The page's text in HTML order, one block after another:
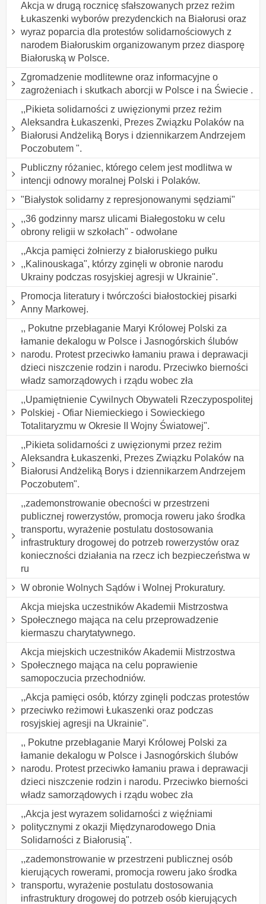
Akcja w drugą rocznicę sfałszowanych przez reżim
Łukaszenki wyborów prezydenckich na Białorusi oraz
wyraz poparcia dla protestów solidarnościowych z
narodem Białoruskim organizowanym przez diasporę
Białoruską w Polsce.
Zgromadzenie modlitewne oraz informacyjne o
zagrożeniach i skutkach aborcji w Polsce i na Świecie .
,,Pikieta solidarności z uwięzionymi przez reżim
Aleksandra Łukaszenki, Prezes Związku Polaków na
Białorusi Andżeliką Borys i dziennikarzem Andrzejem
Poczobutem ".
Publiczny różaniec, którego celem jest modlitwa w
intencji odnowy moralnej Polski i Polaków.
"Białystok solidarny z represjonowanymi sędziami"
,,36 godzinny marsz ulicami Białegostoku w celu
obrony religii w szkołach" - odwołane
,,Akcja pamięci żołnierzy z białoruskiego pułku
,,Kalinouskaga", którzy zginęli w obronie narodu
Ukrainy podczas rosyjskiej agresji w Ukrainie".
Promocja literatury i twórczości białostockiej pisarki
Anny Markowej.
,, Pokutne przebłaganie Maryi Królowej Polski za
łamanie dekalogu w Polsce i Jasnogórskich ślubów
narodu. Protest przeciwko łamaniu prawa i deprawacji
dzieci niszczenie rodzin i narodu. Przeciwko bierności
władz samorządowych i rządu wobec zła
,,Upamiętnienie Cywilnych Obywateli Rzeczypospolitej
Polskiej - Ofiar Niemieckiego i Sowieckiego
Totalitaryzmu w Okresie II Wojny Światowej".
,,Pikieta solidarności z uwięzionymi przez reżim
Aleksandra Łukaszenki, Prezes Związku Polaków na
Białorusi Andżeliką Borys i dziennikarzem Andrzejem
Poczobutem".
,,zademonstrowanie obecności w przestrzeni
publicznej rowerzystów, promocja roweru jako środka
transportu, wyrażenie postulatu dostosowania
infrastruktury drogowej do potrzeb rowerzystów oraz
konieczności działania na rzecz ich bezpieczeństwa w
ru
W obronie Wolnych Sądów i Wolnej Prokuratury.
Akcja miejska uczestników Akademii Mistrzostwa
Społecznego mająca na celu przeprowadzenie
kiermaszu charytatywnego.
Akcja miejskich uczestników Akademii Mistrzostwa
Społecznego mająca na celu poprawienie
samopoczucia przechodniów.
,,Akcja pamięci osób, którzy zginęli podczas protestów
przeciwko reżimowi Łukaszenki oraz podczas
rosyjskiej agresji na Ukrainie".
,, Pokutne przebłaganie Maryi Królowej Polski za
łamanie dekalogu w Polsce i Jasnogórskich ślubów
narodu. Protest przeciwko łamaniu prawa i deprawacji
dzieci niszczenie rodzin i narodu. Przeciwko bierności
władz samorządowych i rządu wobec zła
,,Akcja jest wyrazem solidarności z więźniami
politycznymi z okazji Międzynarodowego Dnia
Solidarności z Białorusią".
,,zademonstrowanie w przestrzeni publicznej osób
kierujących rowerami, promocja roweru jako środka
transportu, wyrażenie postulatu dostosowania
infrastruktury drogowej do potrzeb osób kierujących